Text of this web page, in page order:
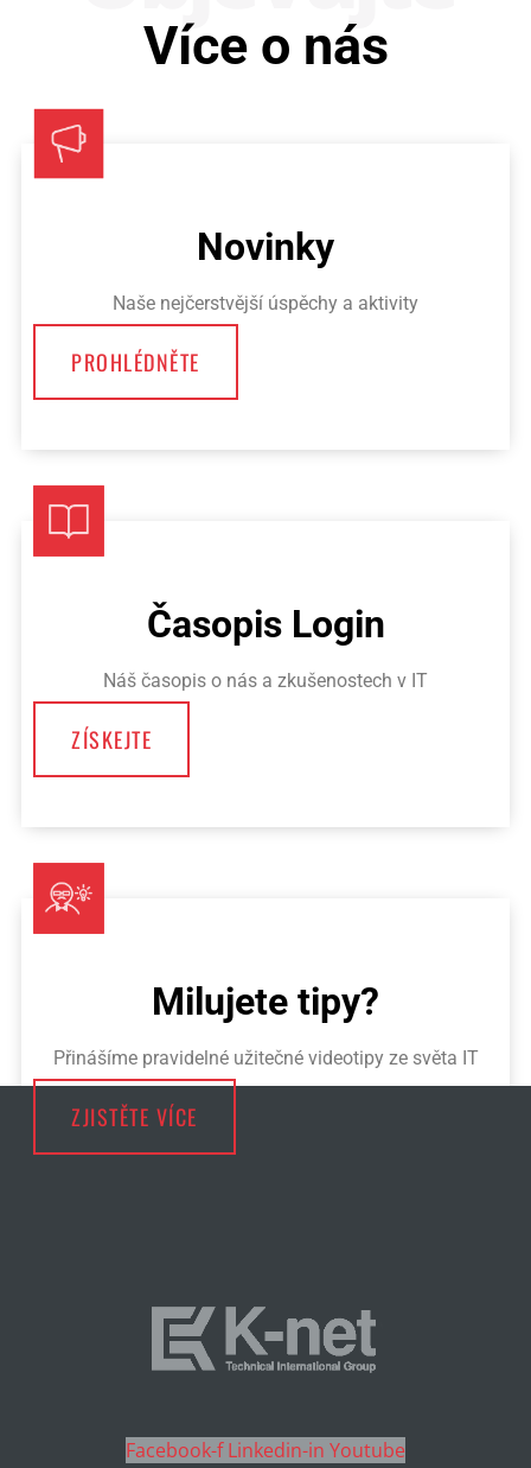
Více o nás
Novinky
Naše nejčerstvější úspěchy a aktivity
PROHLÉDNĚTE
Časopis Login
Náš časopis o nás a zkušenostech v IT
ZÍSKEJTE
Milujete tipy?
Přinášíme pravidelné užitečné videotipy ze světa IT
ZJISTĚTE VÍCE
Facebook-f Linkedin-in Youtube